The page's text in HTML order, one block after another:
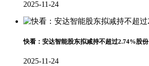
2025-11-24
快看：安达智能股东拟减持不超过2.74%股份
2025-11-24